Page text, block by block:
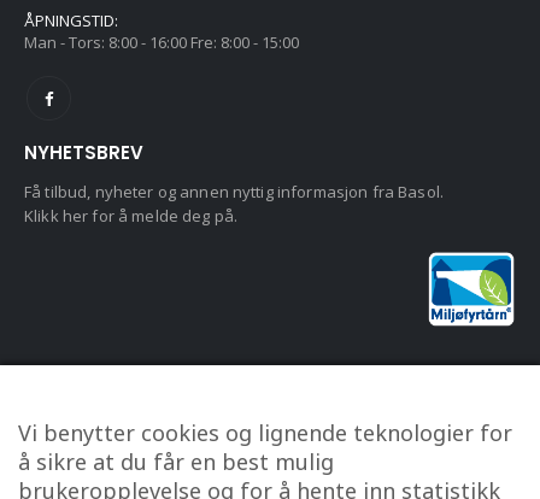
ÅPNINGSTID:
Man - Tors: 8:00 - 16:00 Fre: 8:00 - 15:00
NYHETSBREV
Få tilbud, nyheter og annen nyttig informasjon fra Basol.
Klikk her for å melde deg på.
KUNDESERVICE
Om oss
Kontakt oss
Vi benytter cookies og lignende teknologier for
å sikre at du får en best mulig
brukeropplevelse og for å hente inn statistikk